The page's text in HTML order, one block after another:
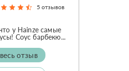
5 отзывов
у Hainze самые
Соус барбекю...
отзыв